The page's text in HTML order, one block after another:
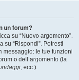
un forum?
su “Nuovo argomento”.
su “Rispondi”. Potresti
messaggio: le tue funzioni
o dell’argomento (la
, ecc.).